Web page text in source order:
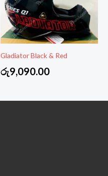
Gladiator Black & Red
රු9,090.00